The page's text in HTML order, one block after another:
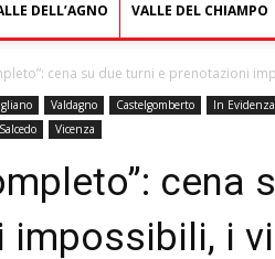
DELL’AGNO VALLE DEL CHIAMPO
cena su due turni e prenotazioni
Valdagno Castelgomberto In Evidenza
Salcedo Vicenza
cena
impossibili, i